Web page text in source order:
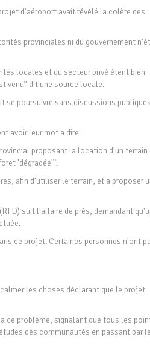
d'aéroport avait révélé la colère des
provinciales ni du gouvernement
locales et du secteur privé étent bien
venu” dit une source locale.
se poursuivre sans discussions
avoir leur mot a dire.
proposant la location d'un terrain
'dégradée'”.
afin d’utiliser le terrain, et a proposer
suit l'affaire de près, demandant
ce projet. Certaines personnes n'ont
les choses déclarant que le projet
ce problème, signalant que tous les
des communautés en passant par